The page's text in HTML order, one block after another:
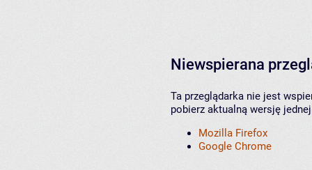
Niewspierana
Ta przeglądarka nie jest
pobierz aktualną wersję
Mozilla Firefox
Google Chrome